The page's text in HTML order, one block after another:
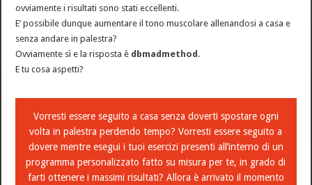
ovviamente i risultati sono stati eccellenti.
E’ possibile dunque aumentare il tono muscolare allenandosi a casa e
senza andare in palestra?
Ovviamente sì e la risposta è dbmadmethod .
E tu cosa aspetti?
Vorresti essere seguito a casa senza doverti spostare ogni
volta in palestra perdendo tempo? Vorresti essere seguito a
dovere mentre esegui i tuoi esercizi presenti all’interno di un
programma personalizzato fatto su misura per te, in grado di
farti ottenere i massimi risultati? Allora è arrivato il momento